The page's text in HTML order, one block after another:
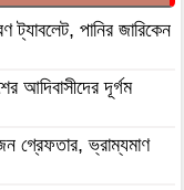
ট্যাবলেট, পানির জারিকেন
আদিবাসীদের দূর্গম
গ্রেফতার, ভ্রাম্যমাণ